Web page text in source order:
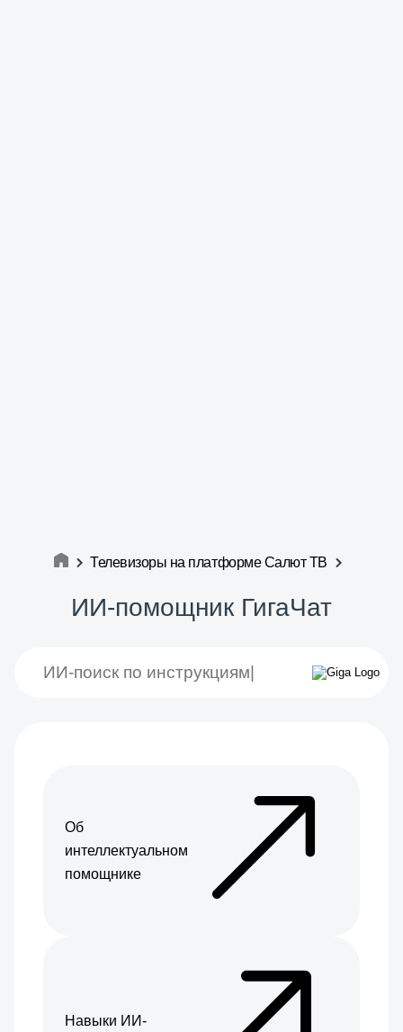
Телевизоры на платформе Салют ТВ
ИИ-помощник ГигаЧат
Об
интеллектуальном
помощнике
Навыки ИИ-